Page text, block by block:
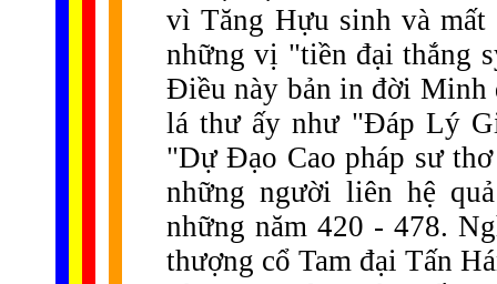
vì Tăng Hựu sinh và mất
những vị "tiền đại thắng
Điều này bản in đời Minh
lá thư ấy như "Đáp Lý
"Dự Đạo Cao pháp sư
những người liên hệ
những năm 420 - 478.
thượng cổ Tam đại Tấn